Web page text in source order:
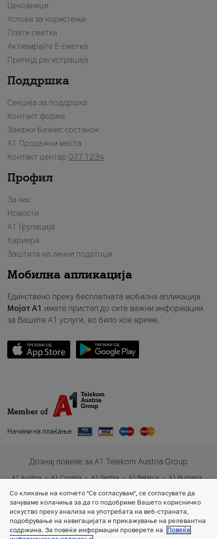
Ценовници
Услови за користење
Плати сметка
Активирајте Е-сметка
Припејд регистрација
Поддршка
Секција за поддршка
Контакт форма
Закажи бизнис состанок
A1 Продажни места
Контакт центар 077 1234
Профил
За нас
Новости
А1 Групација
Кариера
Заштита на лични податоци
Мобилна апликација
Единствено преку бесплатната мобилна апликација
Мојот A1 имате пристап до сите важни информации
за Вашите A1 услуги, во било кое време.
Member of
Начини на плаќање
Дознај повеќе за A1 Telekom Austria Group
A1 Austria A1 Croatia A1 Serbia A1 Belarus
A1 Bulgaria
Со кликање на копчето "Се согласувам", се согласувате да
зачуваме колачиња за да го подобриме Вашето корисничко
искуство преку анализа на употребата на веб-страната,
подобрување на навигацијата и прикажување на релевантна
содржина. За повеќе информации проверете на
Повеќе